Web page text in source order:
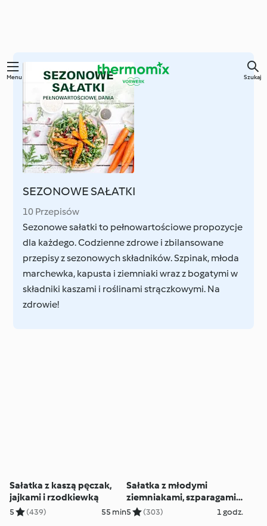
Przejdź
treści
Menu Szukaj
SEZONOWE SAŁATKI
10 Przepisów
Sezonowe sałatki to pełnowartościowe propozycje
dla każdego. Codzienne zdrowe i zbilansowane
przepisy z sezonowych składników. Szpinak, młoda
marchewka, kapusta i ziemniaki wraz z bogatymi w
składniki kaszami i roślinami strączkowymi. Na
zdrowie!
Sałatka z kaszą pęczak,
jajkami i rzodkiewką
5 (439) 55 min
Sałatka z młodymi
ziemniakami, szparagami i
fetą
5 (303) 1 godz.